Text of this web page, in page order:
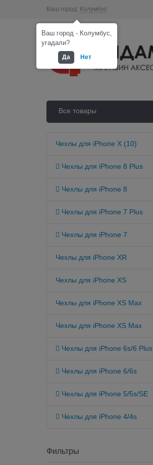
Ваш город: Колумбус
Все товары
Чехлы для iPhone X (10)
 Чехлы для iPhone 8 Plus
 Чехлы для iPhone 8
 Чехлы для iPhone 7 Plus
 Чехлы для iPhone 7
Чехлы для iPhone XR
Чехлы для iPhone XS
Чехлы для iPhone XS Max
Чехлы для iPhone XS Max
 Чехлы для iPhone 6s/6 Plus
 Чехлы для iPhone 6/6s
 Чехлы для iPhone 5/5s/SE
 Чехлы для iPhone 4/4s
Фильтры
Ваш город - Колумбус,
угадали?
Да Нет